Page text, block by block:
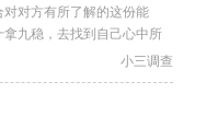
对对方有所了解的这份能
九稳，去找到自己心中所
小三调查